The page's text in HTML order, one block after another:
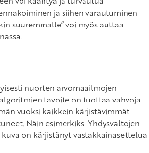
ja siihen varautuminen
suuremmalle” voi myös auttaa
nuorten arvomaailmojen
tavoite on tuottaa vahvoja
vuoksi kaikkein kärjistävimmät
Näin esimerkiksi Yhdysvaltojen
on kärjistänyt vastakkainasettelua